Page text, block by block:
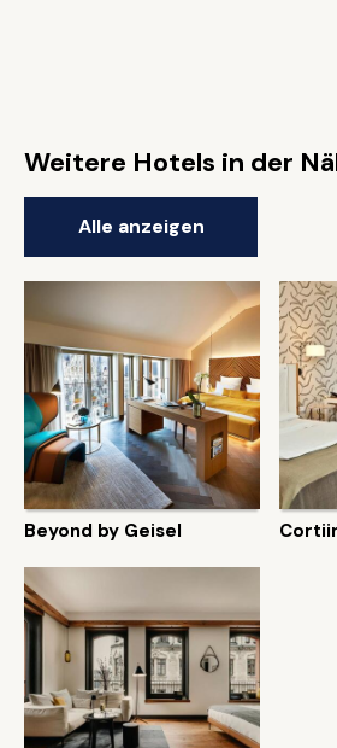
Weitere Hotels in der
Alle anzeigen
Beyond by Geisel